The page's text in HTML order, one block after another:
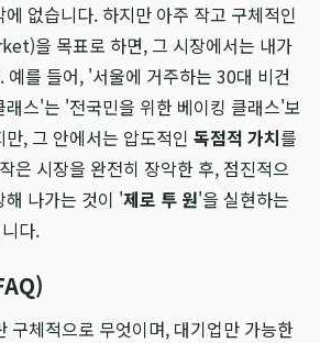
없습니다. 하지만 아주 작고 구체적인
을 목표로 하면, 그 시장에서는 내가
예를 들어, '서울에 거주하는 30대 비건
스'는 '전국민을 위한 베이킹 클래스'보
, 그 안에서는 압도적인 독점적 가치를
은 시장을 완전히 장악한 후, 점진적으
나가는 것이 '제로 투 원'을 실현하는
다.
구체적으로 무엇이며, 대기업만 가능한